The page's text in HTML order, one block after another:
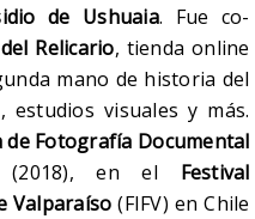
de Ushuaia. Fue co-
Relicario, tienda online
mano de historia del
visuales y más.
Fotografía Documental
(2018), en el Festival
Valparaíso (FIFV) en Chile